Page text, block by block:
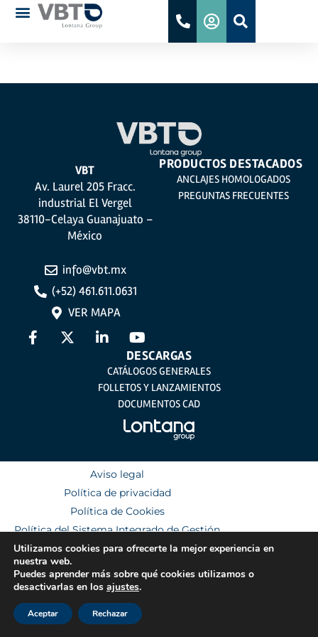
VBT
Av. Laurel 205 Fracc.
industrial El Vergel
38110-Celaya Guanajuato –
México
info@vbt.mx
(+52) 461.611.0631
VER MAPA
PRODUCTOS DESTACADOS
ANCLAJES HOMOLOGADOS
PREGUNTAS FRECUENTES
DESCARGAS
CATÁLOGOS GENERALES
FOLLETOS Y LANZAMIENTOS
DOCUMENTOS CAD
Aviso legal
Política de privacidad
Política de Cookies
Política del Sistema Integrado de Gestión
Utilizamos cookies para ofrecerte la mejor experiencia en
nuestra web.
Puedes aprender más sobre qué cookies utilizamos o
desactivarlas en los ajustes.
Aceptar Rechazar